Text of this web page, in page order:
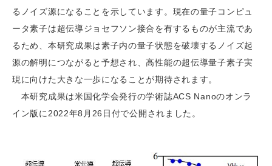
るノイズ源になることを示しています。現在の量子コンピュ
ータ素子は超伝導ジョセフソン接合を有するものが主流であ
るため、本研究成果は素子内の量子状態を破壊するノイズ起
源の解明につながると予想され、高性能の超伝導量子素子実
現に向けた大きな一歩になることが期待されます。
本研究成果は米国化学会発行の学術誌ACS Nanoのオンラ
イン版に2022年8月26日付で公開されました。